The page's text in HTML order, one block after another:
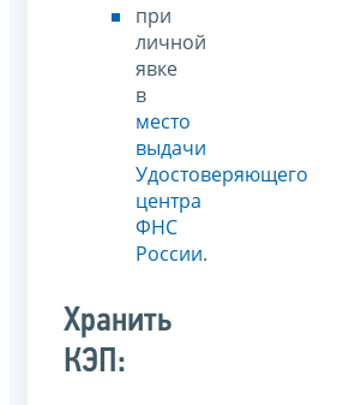
при
личной
явке
в
место
выдачи
Удостоверяющего
центра
ФНС
России.
Хранить
КЭП: